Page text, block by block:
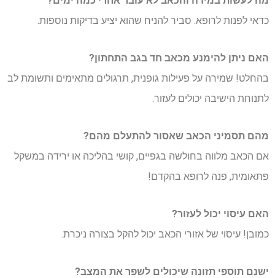
כדאי לפנות לרופא. סביר להניח שהוא יציע בדיקות נוספות.
האם ניתן להימנע מכאב חד בגב התחתון?
בהחלט! שמירה על פעילות גופנית, תרגולים מתאימים ותשומת לב
לתנוחת הישיבה יכולים לעזור.
מהם תסמיני הכאב שאסור להתעלם מהם?
אם הכאב מלווה בחולשה בגפיים, קושי בהליכה או ירידה במשקל
פתאומית, פנה לרופא בהקדם!
האם עיסוי יכול לעזור?
כמובן! עיסוי של אזורי הכאב יכול להקל בצורה ניכרת.
ישנם תוספי תזונה שיכולים לשפר את המצב?